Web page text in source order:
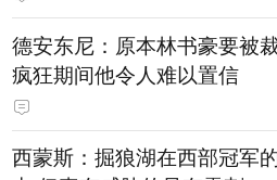
德安东尼：原本林书豪要被
疯狂期间他令人难以置信
西蒙斯：掘狼湖在西部冠军